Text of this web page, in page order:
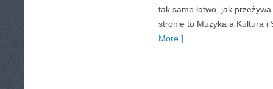
tak samo łatwo, jak
stronie to Muzyka a Kultura i
More ]